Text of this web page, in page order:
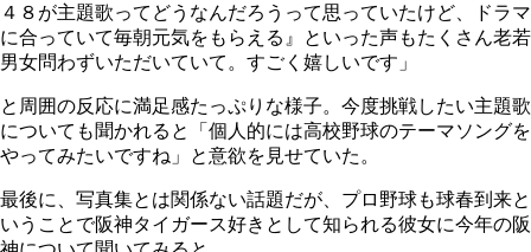
４８が主題歌ってどうなんだろうって思っていたけど、ドラマ
に合っていて毎朝元気をもらえる』といった声もたくさん老若
男女問わずいただいていて。すごく嬉しいです」
と周囲の反応に満足感たっぷりな様子。今度挑戦したい主題歌
についても聞かれると「個人的には高校野球のテーマソングを
やってみたいですね」と意欲を見せていた。
最後に、写真集とは関係ない話題だが、プロ野球も球春到来と
いうことで阪神タイガース好きとして知られる彼女に今年の阪